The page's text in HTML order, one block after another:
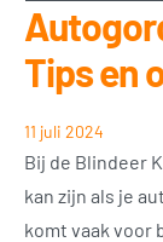
Tips en
11 juli 2024
Bij de Blindeer
kan zijn als je
komt vaak voor